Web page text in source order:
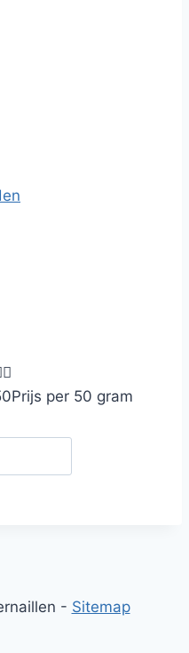

Prijs per 50 gram
- Sitemap